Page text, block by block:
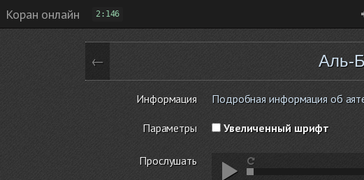
Коран онлайн 2:146
← Аль-
Информация Подробная информация об
Параметры Увеличенный шрифт
Прослушать